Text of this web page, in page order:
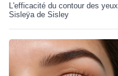
L'efficacité du contour des yeux
Sisleÿa de Sisley